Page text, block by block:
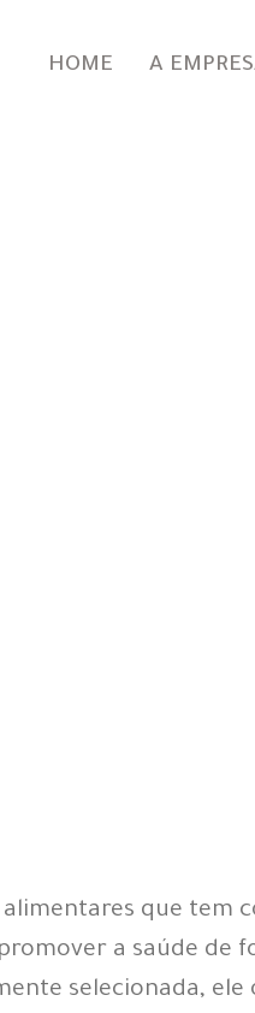
HOME A
alimentares que tem
a saúde de
selecionada, ele